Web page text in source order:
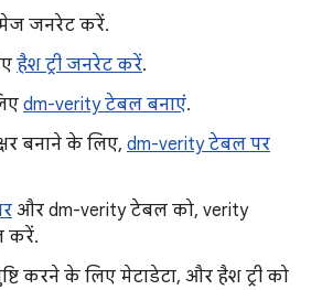
जनरेट करें.
हैश ट्री जनरेट करें.
dm-verity टेबल बनाएं.
बनाने के लिए, dm-verity टेबल पर
और dm-verity टेबल को, verity
करें.
करने के लिए मेटाडेटा, और हैश ट्री को